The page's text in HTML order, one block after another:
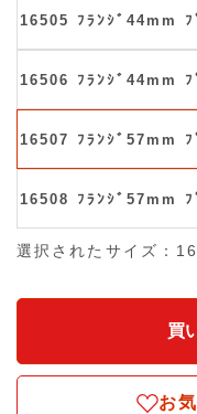
16505 ﾌﾗﾝｼﾞ44mm ﾌ
16506 ﾌﾗﾝｼﾞ44mm ﾌ
16507 ﾌﾗﾝｼﾞ57mm ﾌ
16508 ﾌﾗﾝｼﾞ57mm ﾌ
選択されたサイズ：
お